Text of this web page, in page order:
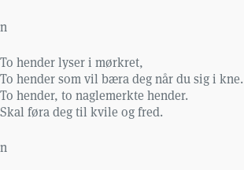
n
To hender lyser i mørkret,
To hender som vil bæra deg når du sig i kne.
To hender, to naglemerkte hender.
Skal føra deg til kvile og fred.
n